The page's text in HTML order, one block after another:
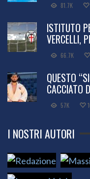
81.7K
ISTITUTO
VERCELLI,
66.7K
QUESTO
CACCIATO
57K
I NOSTRI AUTORI